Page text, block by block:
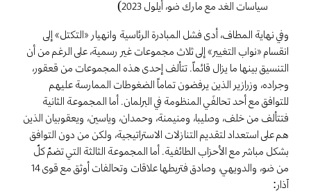
سياسات الغد مع مارك ضو، أيلول 2023)
وفي نهاية المطاف، أدى فشل المبادرة الرئاسية وانهيار «التكتل» إلى
انقسام «نواب التغيير» إلى ثلاث مجموعات غير رسمية، على الرغم من أن
التنسيق بينها ما يزال قائماً. تتألف إحدى هذه المجموعات من قعقور،
وجراده، وزرازير الذين يرفضون تماماً الضغوطات الممارسة عليهم
للتوافق مع أحد تحالفَي المنظومة في البرلمان. أما المجموعة الثانية
فتتألف من خلف، وصليبا، ومنيمنة، وحمدان، وياسين، ويعقوبيان الذين
هم على استعداد لتقديم التنازلات الاستراتيجية، ولكن من دون التوافق
بشكل مباشر مع الأحزاب الطائفية. أما المجموعة الثالثة التي تضمّ كلّ
من ضو، والدويهي، وصادق فتربطها علاقات وتحالفات أوثق مع قوى 14
آذار: